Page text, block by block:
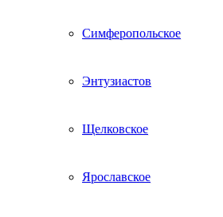
Симферопольское
Энтузиастов
Щелковское
Ярославское